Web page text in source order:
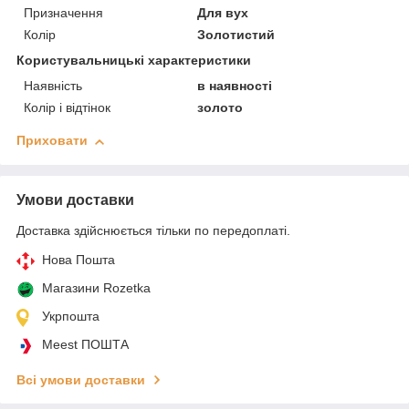
Призначення
Для вух
Колір
Золотистий
Користувальницькі характеристики
Наявність
в наявності
Колір і відтінок
золото
Приховати
Умови доставки
Доставка здійснюється тільки по передоплаті.
Нова Пошта
Магазини Rozetka
Укрпошта
Meest ПОШТА
Всі умови доставки